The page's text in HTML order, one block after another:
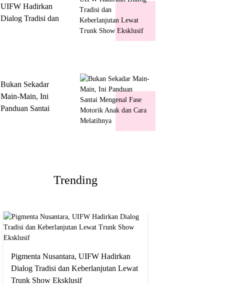
UIFW Hadirkan
Dialog Tradisi dan
Bukan Sekadar
Main-Main, Ini
Panduan Santai
Trending
Pigmenta Nusantara, UIFW Hadirkan
Dialog Tradisi dan Keberlanjutan Lewat
Trunk Show Eksklusif